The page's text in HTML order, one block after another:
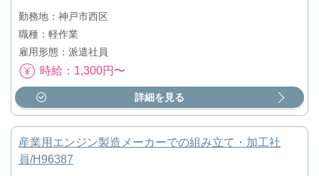
勤務地：神戸市西区
職種：軽作業
雇用形態：派遣社員
時給：1,300円〜
詳細を見る
産業用エンジン製造メーカーでの組み立て・加工社
員/H96387